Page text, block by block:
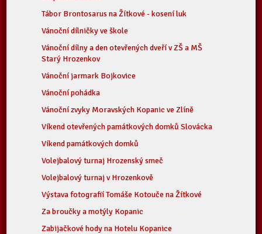
Tábor Brontosarus na Žítkové - kosení luk
Vánoční dílničky ve škole
Vánoční dílny a den otevřených dveří v ZŠ a MŠ
Starý Hrozenkov
Vánoční jarmark Bojkovice
Vánoční pohádka
Vánoční zvyky Moravských Kopanic ve Zlíně
Víkend otevřených památkových domků Slovácka
Víkend památkových domků
Volejbalový turnaj Hrozenský smeč
Volejbalový turnaj v Hrozenkově
Výstava fotografií Tomáše Kotouče na Žítkové
Za broučky a motýly Kopanic
Zabijačkové hody na Hotelu Kopanice